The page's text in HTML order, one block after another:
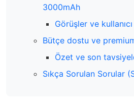
3000mAh
Görüşler ve
Bütçe dostu ve
Özet ve son
Sıkça Sorulan Sorular